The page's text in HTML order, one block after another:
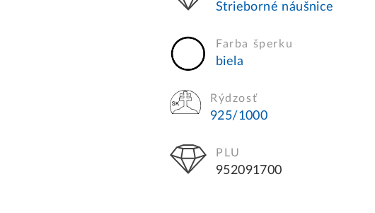
Strieborné náušnice
Farba šperku
biela
Rýdzosť
925/1000
PLU
952091700